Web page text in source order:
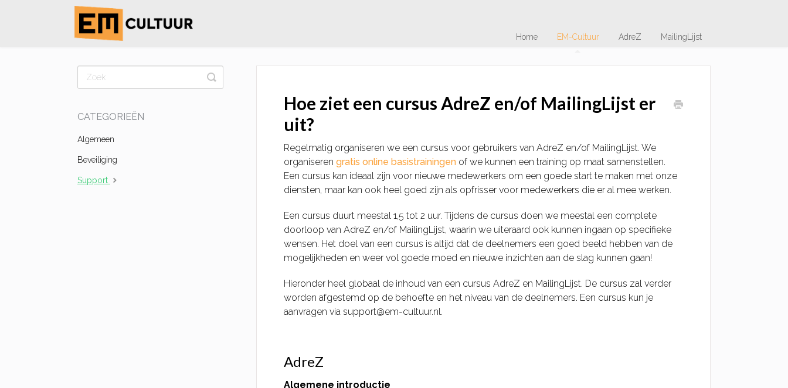
Home EM-Cultuur AdreZ MailingLijst
Hoe ziet een cursus AdreZ en/of MailingLijst er
uit?
Regelmatig organiseren we een cursus voor gebruikers van AdreZ en/of MailingLijst. We
organiseren gratis online basistrainingenof we kunnen een training op maat samenstellen.
Een cursus kan ideaal zijn voor nieuwe medewerkers om een goede start te maken met onze
diensten, maar kan ook heel goed zijn als opfrisser voor medewerkers die er al mee werken.
Een cursus duurt meestal 1,5 tot 2 uur. Tijdens de cursus doen we meestal een complete
doorloop van AdreZ en/of MailingLijst, waarin we uiteraard ook kunnen ingaan op specifieke
wensen. Het doel van een cursus is altijd dat de deelnemers een goed beeld hebben van de
mogelijkheden en weer vol goede moed en nieuwe inzichten aan de slag kunnen gaan!
Hieronder heel globaal de inhoud van een cursus AdreZ en MailingLijst. De cursus zal verder
worden afgestemd op de behoefte en het niveau van de deelnemers. Een cursus kun je
aanvragen via support@em-cultuur.nl.
AdreZ
Algemene introductie
Toggle
Search
CATEGORIEËN
Algemeen
Beveiliging
Support